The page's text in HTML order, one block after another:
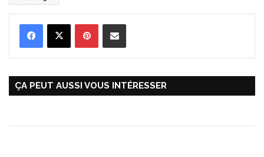
ÇA PEUT AUSSI VOUS INTÉRESSER